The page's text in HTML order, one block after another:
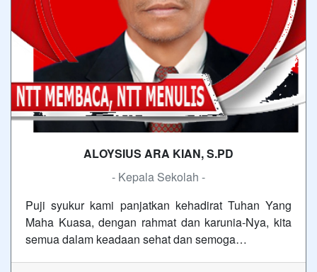
ALOYSIUS ARA KIAN, S.PD
- Kepala Sekolah -
Puji syukur kami panjatkan kehadirat Tuhan Yang
Maha Kuasa, dengan rahmat dan karunia-Nya, kita
semua dalam keadaan sehat dan semoga…